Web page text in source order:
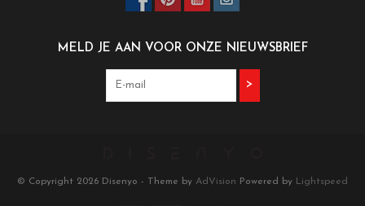
MELD JE AAN VOOR ONZE NIEUWSBRIEF
>
© Copyright 2026 Disenyo - Theme by AdVision Powered by Lightspeed